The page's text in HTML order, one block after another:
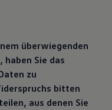
überwiegenden
Sie das
zu
bitten
aus denen Sie